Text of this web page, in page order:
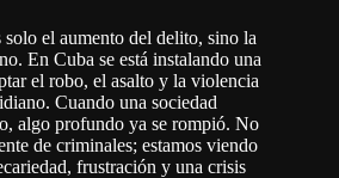
el aumento del delito, sino la
En Cuba se está instalando una
el robo, el asalto y la violencia
Cuando una sociedad
algo profundo ya se rompió. No
de criminales; estamos viendo
frustración y una crisis